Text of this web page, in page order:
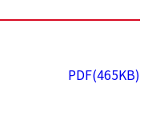
PDF(465KB)